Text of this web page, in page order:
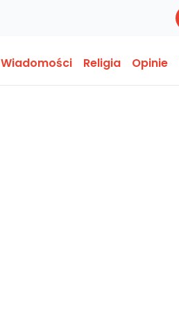
Wiadomości Religia Opinie